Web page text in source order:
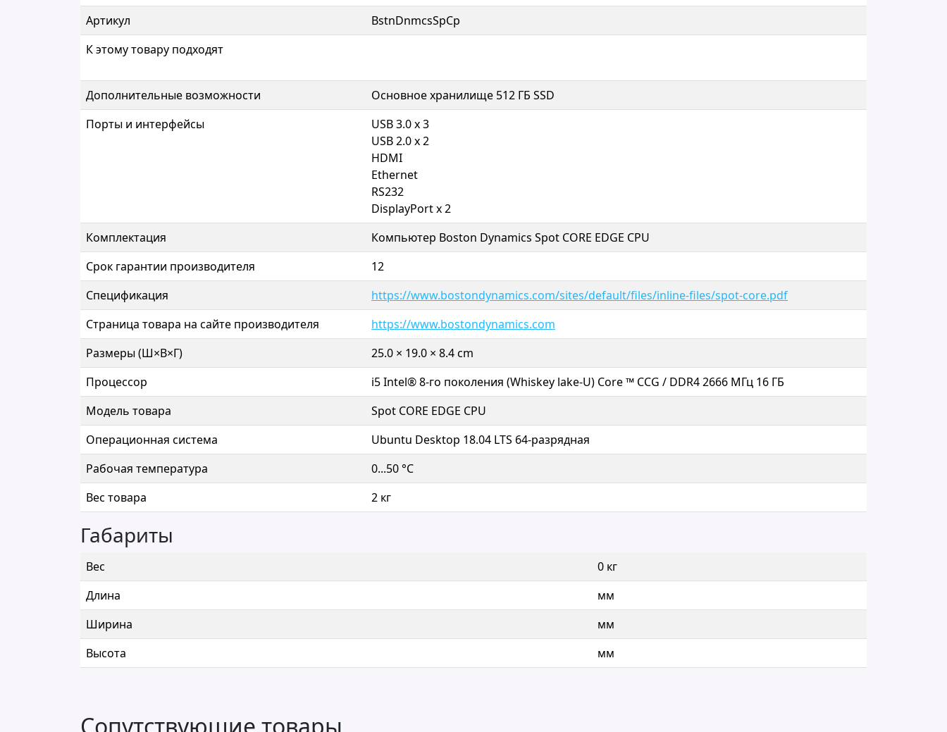
Артикул
BstnDnmcsSpCp
К этому товару подходят
Дополнительные возможности
Основное хранилище 512 ГБ SSD
Порты и интерфейсы
USB 3.0 х 3
USB 2.0 х 2
HDMI
Ethernet
RS232
DisplayPort х 2
Комплектация
Компьютер Boston Dynamics Spot CORE EDGE CPU
Срок гарантии производителя
12
Спецификация
https://www.bostondynamics.com/sites/default/files/inline-files/spot-core.pdf
Страница товара на сайте производителя
https://www.bostondynamics.com
Размеры (Ш×В×Г)
25.0 × 19.0 × 8.4 cm
Процессор
i5 Intel® 8-го поколения (Whiskey lake-U) Core ™ CCG / DDR4 2666 МГц 16 ГБ
Модель товара
Spot CORE EDGE CPU
Операционная система
Ubuntu Desktop 18.04 LTS 64-разрядная
Рабочая температура
0...50 °C
Вес товара
2 кг
Габариты
Вес
0 кг
Длина
мм
Ширина
мм
Высота
мм